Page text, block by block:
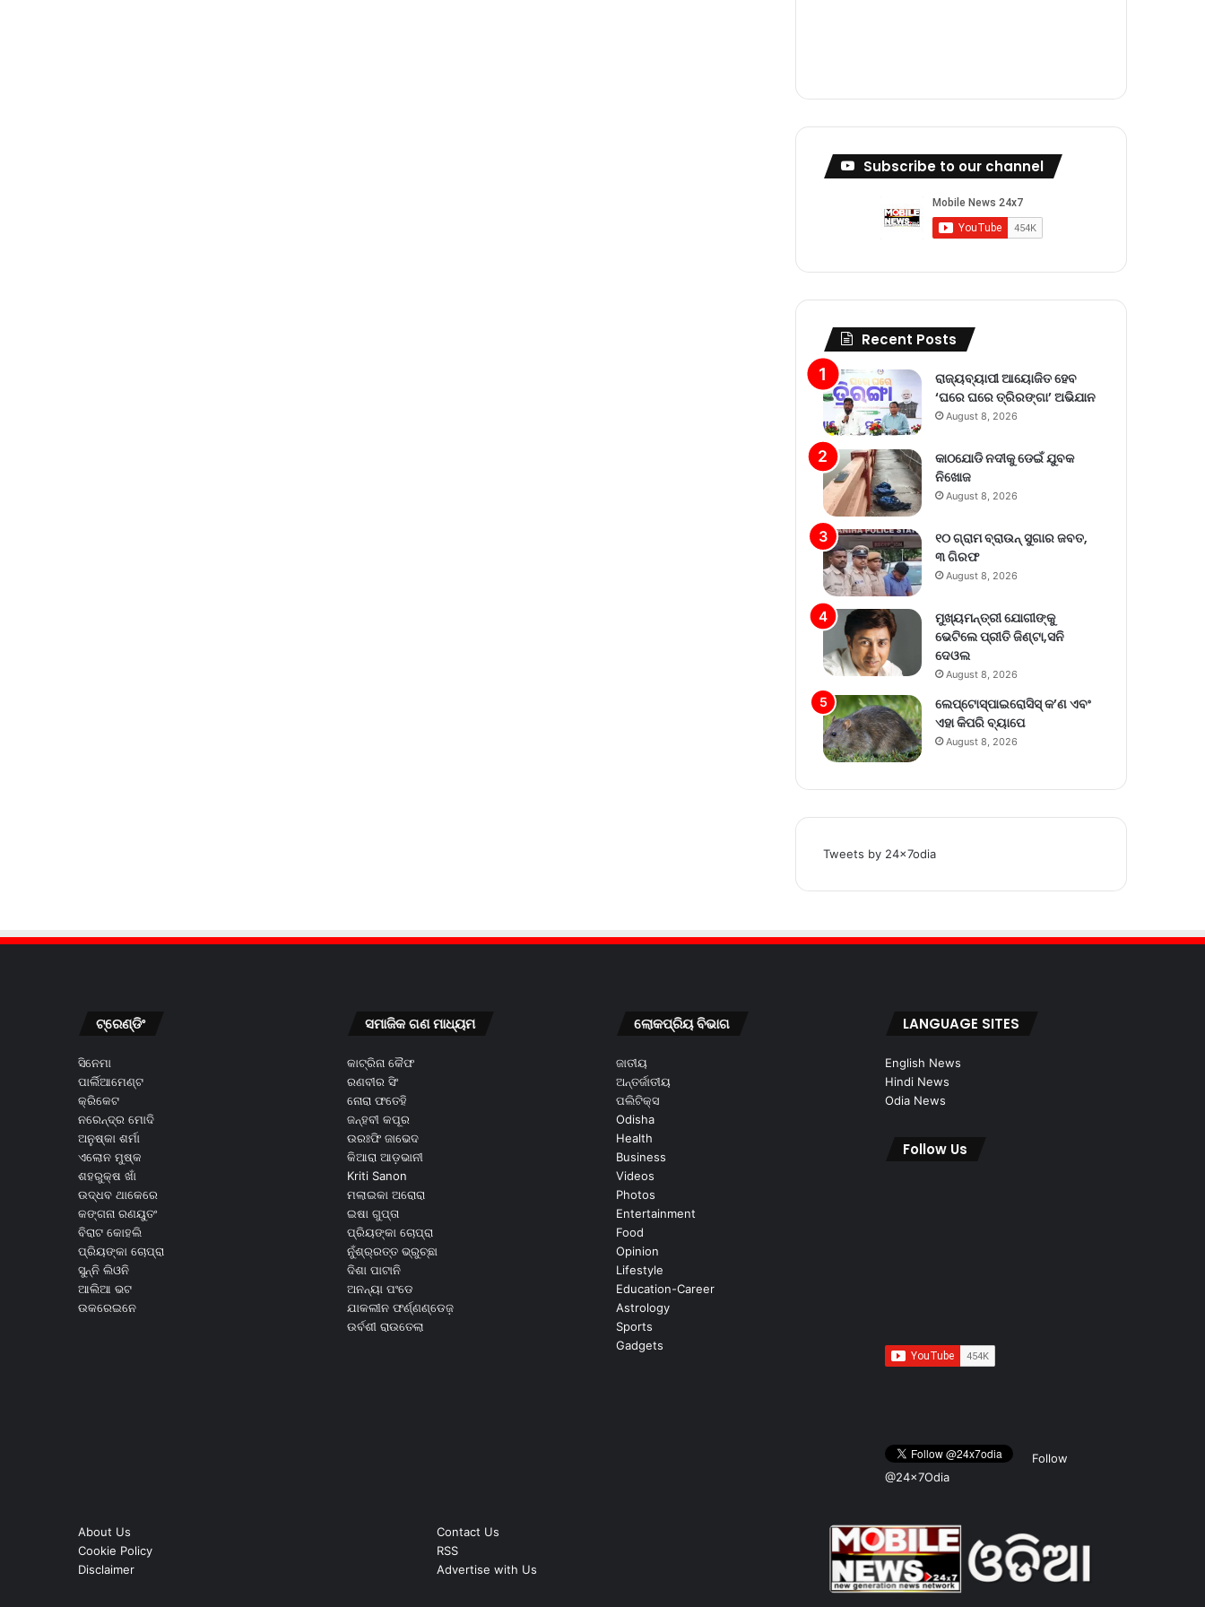
Subscribe to our channel
Recent Posts
ରାଜ୍ୟବ୍ୟାପୀ ଆୟୋଜିତ ହେବ
‘ଘରେ ଘରେ ତ୍ରିରଙ୍ଗା’ ଅଭିଯାନ
August 8, 2026
କାଠଯୋଡି ନଦୀକୁ ଡେଇଁ ଯୁବକ
ନିଖୋଜ
August 8, 2026
୧୦ ଗ୍ରାମ ବ୍ରାଉନ୍ ସୁଗାର ଜବତ,
୩ ଗିରଫ
August 8, 2026
ମୁଖ୍ୟମନ୍ତ୍ରୀ ଯୋଗୀଙ୍କୁ
ଭେଟିଲେ ପ୍ରୀତି ଜିଣ୍ଟା,ସନି
ଦେଓଲ
August 8, 2026
ଲେପ୍ଟୋସ୍ପାଇରୋସିସ୍ କ’ଣ ଏବଂ
ଏହା କିପରି ବ୍ୟାପେ
August 8, 2026
Tweets by 24x7odia
ଟ୍ରେଣ୍ଡିଂ
ସିନେମା
ପାର୍ଲିଆମେଣ୍ଟ
କ୍ରିକେଟ
ନରେନ୍ଦ୍ର ମୋଦି
ଅନୁଷ୍କା ଶର୍ମା
ଏଲୋନ ମୁଷ୍କ
ଶହରୁକ୍ଷ ଖାଁ
ଉଦ୍ଧବ ଥାକେରେ
କଙ୍ଗନା ରଣୟୁତଂ
ବିରାଟ କୋହଲି
ପ୍ରିୟଙ୍କା ଚୋପ୍ରା
ସୁନ୍ନି ଲିଓନି
ଆଲିଆ ଭଟ
ଉକରେଇନେ
ସମାଜିକ ଗଣ ମାଧ୍ୟମ
କାଟ୍ରିନା କୈଫ
ରଣବୀର ସିଂ
ନୋରା ଫତେହି
ଜନ୍ହବୀ କପୂର
ଉରଃଫି ଜାଭେଦ
କିଆରା ଆଡ଼ଭାନୀ
Kriti Sanon
ମଲାଇକା ଅରୋରା
ଇଷା ଗୁପ୍ତା
ପ୍ରିୟଙ୍କା ଚୋପ୍ରା
ନୁଁଶ୍ର୍ରତ୍ତ ଭ୍ରୁଚ୍ଛା
ଦିଶା ପାଟାନି
ଅନନ୍ୟା ପଂଡେ
ଯାକଲୀନ ଫର୍ଣ୍ଣଣ୍ଡେଜ଼
ଉର୍ବଶୀ ରାଉତେଲା
ଲୋକପ୍ରିୟ ବିଭାଗ
ଜାତୀୟ
ଅନ୍ତର୍ଜାତୀୟ
ପଲିଟିକ୍ସ
Odisha
Health
Business
Videos
Photos
Entertainment
Food
Opinion
Lifestyle
Education-Career
Astrology
Sports
Gadgets
LANGUAGE SITES
English News
Hindi News
Odia News
Follow Us
Follow
@24x7Odia
About Us
Cookie Policy
Disclaimer
Contact Us
RSS
Advertise with Us